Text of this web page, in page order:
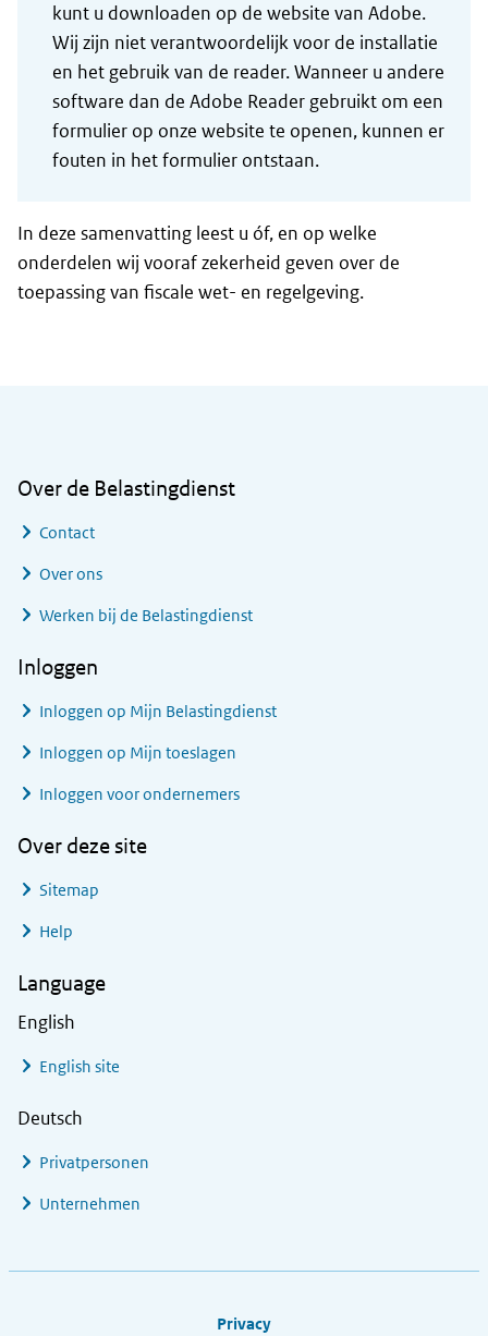
kunt u downloaden op de website van Adobe.
Wij zijn niet verantwoordelijk voor de installatie
en het gebruik van de reader. Wanneer u andere
software dan de Adobe Reader gebruikt om een
formulier op onze website te openen, kunnen er
fouten in het formulier ontstaan.
In deze samenvatting leest u óf, en op welke
onderdelen wij vooraf zekerheid geven over de
toepassing van fiscale wet- en regelgeving.
Over de Belastingdienst
Contact
Over ons
Werken bij de Belastingdienst
Inloggen
Inloggen op Mijn Belastingdienst
Inloggen op Mijn toeslagen
Inloggen voor ondernemers
Over deze site
Sitemap
Help
Language
English
English site
Deutsch
Privatpersonen
Unternehmen
Privacy